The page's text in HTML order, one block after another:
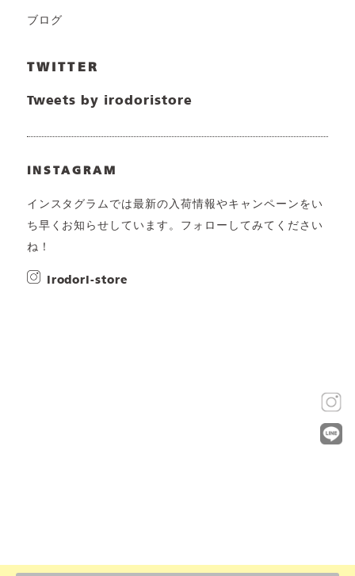
ブログ
TWITTER
Tweets by irodoristore
INSTAGRAM
インスタグラムでは最新の入荷情報やキャンペーンをい
ち早くお知らせしています。フォローしてみてください
ね！
irodori-store